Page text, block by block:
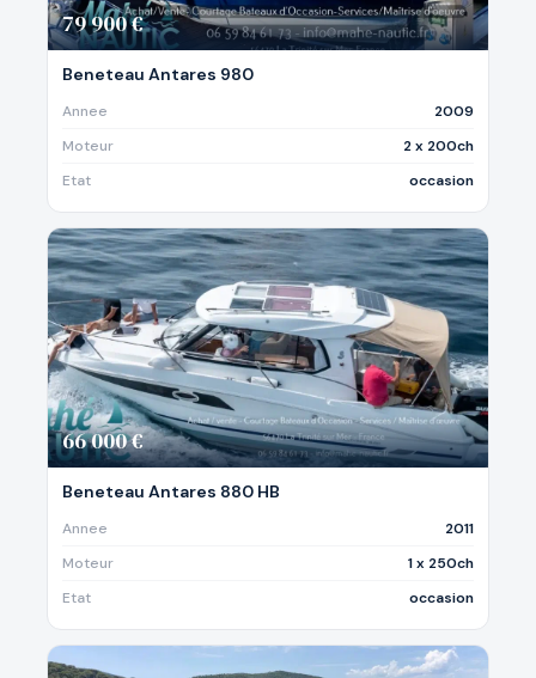
79 900 €
Beneteau Antares 980
Annee
2009
Moteur
2 x 200ch
Etat
occasion
66 000 €
Beneteau Antares 880 HB
Annee
2011
Moteur
1 x 250ch
Etat
occasion